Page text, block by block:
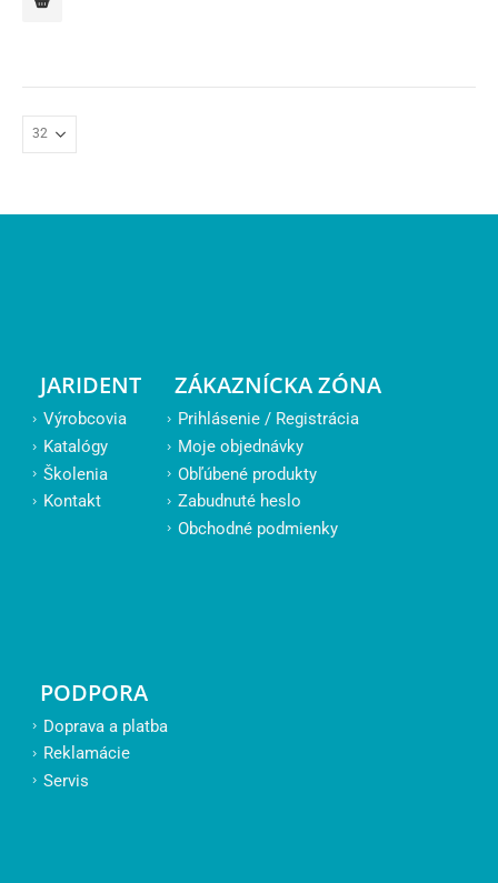
JARIDENT
Výrobcovia
Katalógy
Školenia
Kontakt
ZÁKAZNÍCKA ZÓNA
Prihlásenie / Registrácia
Moje objednávky
Obľúbené produkty
Zabudnuté heslo
Obchodné podmienky
PODPORA
Doprava a platba
Reklamácie
Servis